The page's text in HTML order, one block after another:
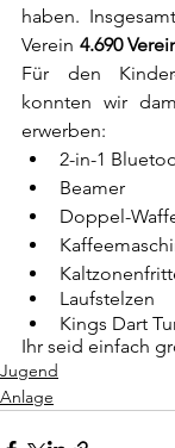
haben.
Verein 4.690
Für den
konnten wir
erwerben:
2-in-1
Beamer
Doppel-
Laufstelzen
Kings Dart
Ihr seid einfach
Jugend
Anlage